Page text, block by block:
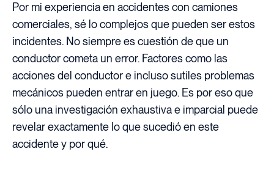
Por mi experiencia en accidentes con camiones
comerciales, sé lo complejos que pueden ser estos
incidentes. No siempre es cuestión de que un
conductor cometa un error. Factores como las
acciones del conductor e incluso sutiles problemas
mecánicos pueden entrar en juego. Es por eso que
sólo una investigación exhaustiva e imparcial puede
revelar exactamente lo que sucedió en este
accidente y por qué.